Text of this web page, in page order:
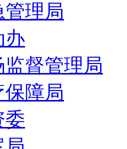
理局
办
督管理局
障局
委